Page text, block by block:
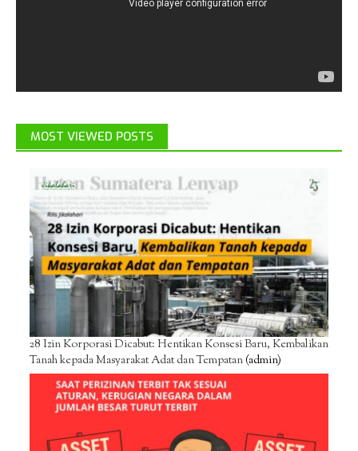
MOST VIEWED POSTS
28 Izin Korporasi Dicabut: Hentikan Konsesi Baru, Kembalikan
Tanah kepada Masyarakat Adat dan Tempatan(admin)